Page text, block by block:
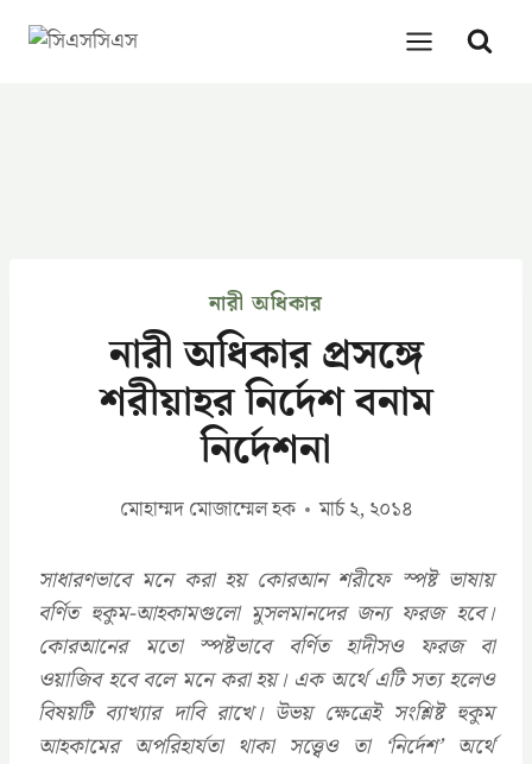
নারী অধিকার
নারী অধিকার প্রসঙ্গে
শরীয়াহর নির্দেশ বনাম
নির্দেশনা
মোহাম্মদ মোজাম্মেল হক মার্চ ২, ২০১৪
সাধারণভাবে মনে করা হয় কোরআন শরীফে স্পষ্ট ভাষায়
বর্ণিত হুকুম-আহকামগুলো মুসলমানদের জন্য ফরজ হবে।
কোরআনের মতো স্পষ্টভাবে বর্ণিত হাদীসও ফরজ বা
ওয়াজিব হবে বলে মনে করা হয়। এক অর্থে এটি সত্য হলেও
বিষয়টি ব্যাখ্যার দাবি রাখে। উভয় ক্ষেত্রেই সংশ্লিষ্ট হুকুম
আহকামের অপরিহার্যতা থাকা সত্ত্বেও তা ‘নির্দেশ’ অর্থে